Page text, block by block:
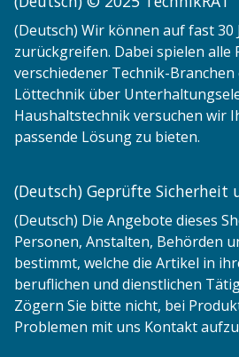
(Deutsch) Wir können auf fast
zurückgreifen. Dabei spielen alle
verschiedener Technik-Branchen
Löttechnik über
Haushaltstechnik versuchen wir
passende Lösung zu bieten.
(Deutsch) Geprüfte Sicherheit
(Deutsch) Die Angebote dieses
Personen, Anstalten, Behörden
bestimmt, welche die Artikel in
beruflichen und dienstlichen
Zögern Sie bitte nicht, bei
Problemen mit uns Kontakt